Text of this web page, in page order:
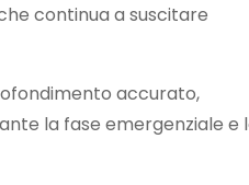
continua a suscitare
accurato,
la fase emergenziale e